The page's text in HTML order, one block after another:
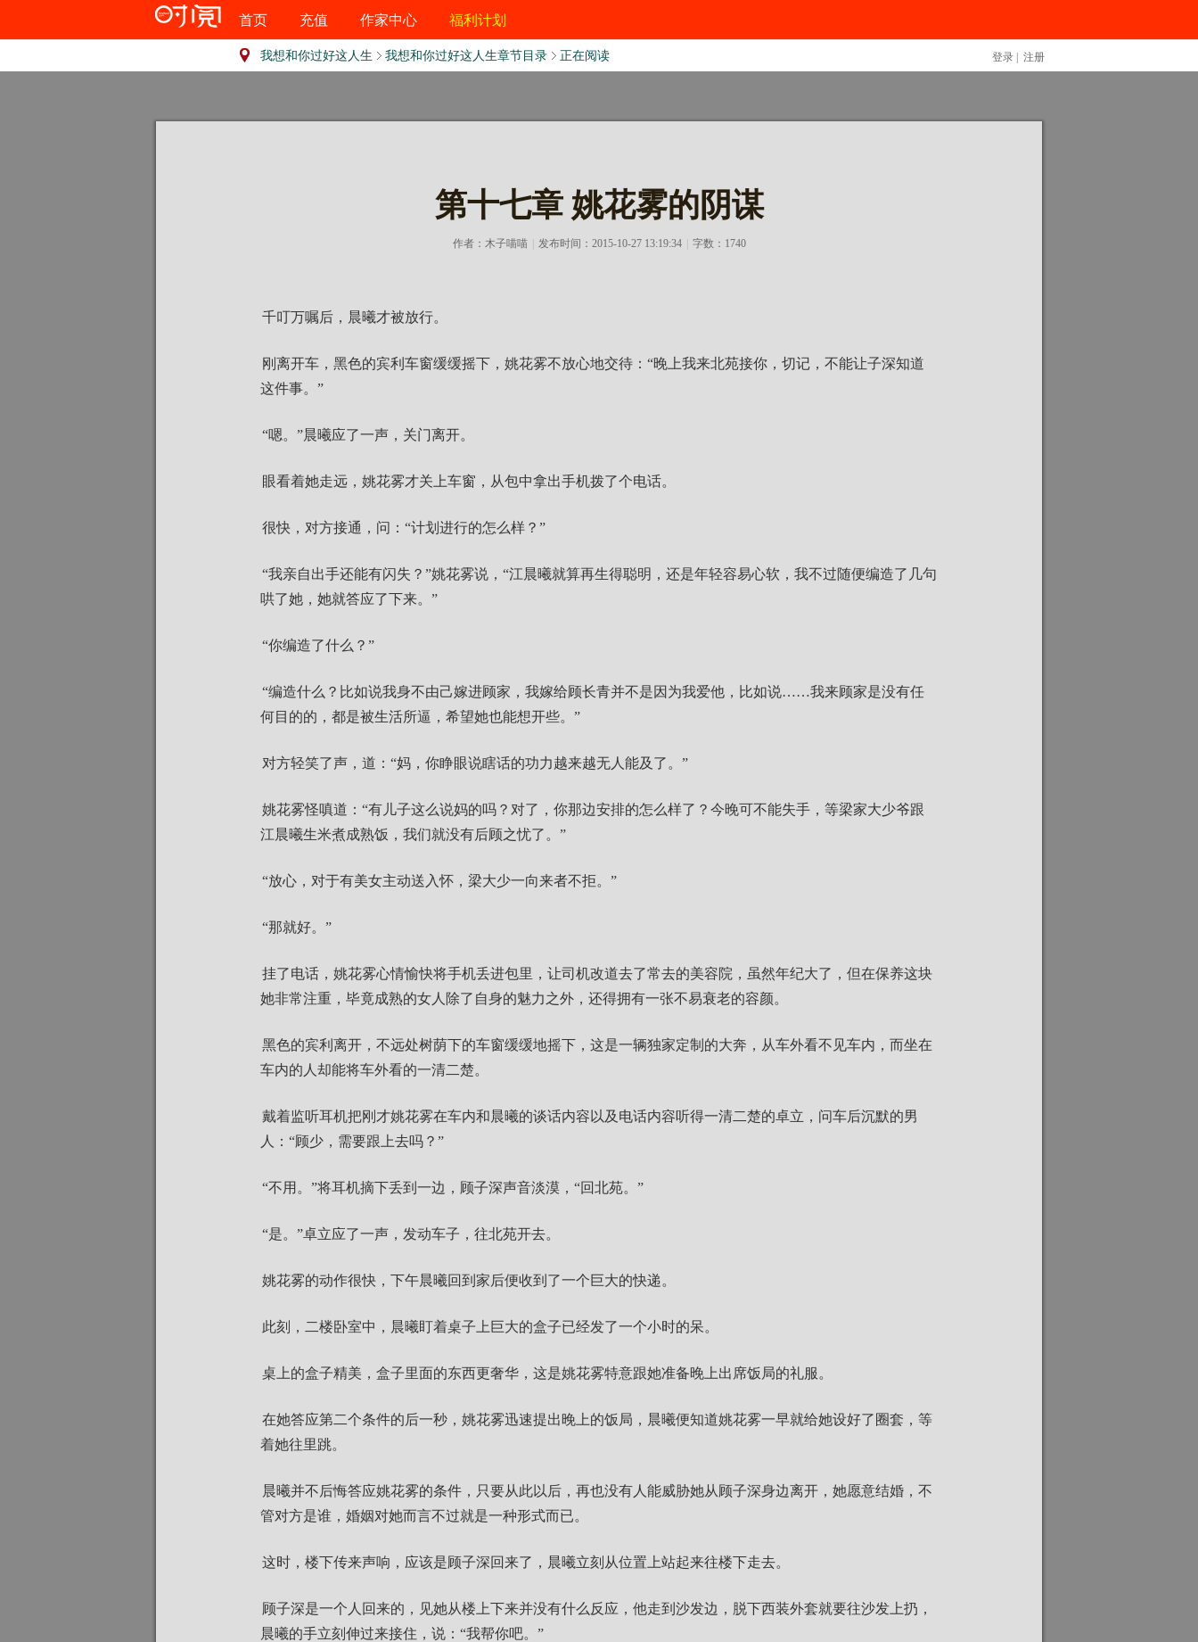
首页 充值 作家中心 福利计划
登录 注册
我想和你过好这人生 我想和你过好这人生章节目录 正在阅读
第十七章 姚花雾的阴谋
作者： 木子喵喵 发布时间：2015-10-27 13:19:34 字数：1740
千叮万嘱后，晨曦才被放行。
刚离开车，黑色的宾利车窗缓缓摇下，姚花雾不放心地交待：“晚上我来北苑接你，切记，不能让子深知道
这件事。”
“嗯。”晨曦应了一声，关门离开。
眼看着她走远，姚花雾才关上车窗，从包中拿出手机拨了个电话。
很快，对方接通，问：“计划进行的怎么样？”
“我亲自出手还能有闪失？”姚花雾说，“江晨曦就算再生得聪明，还是年轻容易心软，我不过随便编造了几句
哄了她，她就答应了下来。”
“你编造了什么？”
“编造什么？比如说我身不由己嫁进顾家，我嫁给顾长青并不是因为我爱他，比如说……我来顾家是没有任
何目的的，都是被生活所逼，希望她也能想开些。”
对方轻笑了声，道：“妈，你睁眼说瞎话的功力越来越无人能及了。”
姚花雾怪嗔道：“有儿子这么说妈的吗？对了，你那边安排的怎么样了？今晚可不能失手，等梁家大少爷跟
江晨曦生米煮成熟饭，我们就没有后顾之忧了。”
“放心，对于有美女主动送入怀，梁大少一向来者不拒。”
“那就好。”
挂了电话，姚花雾心情愉快将手机丢进包里，让司机改道去了常去的美容院，虽然年纪大了，但在保养这块
她非常注重，毕竟成熟的女人除了自身的魅力之外，还得拥有一张不易衰老的容颜。
黑色的宾利离开，不远处树荫下的车窗缓缓地摇下，这是一辆独家定制的大奔，从车外看不见车内，而坐在
车内的人却能将车外看的一清二楚。
戴着监听耳机把刚才姚花雾在车内和晨曦的谈话内容以及电话内容听得一清二楚的卓立，问车后沉默的男
人：“顾少，需要跟上去吗？”
“不用。”将耳机摘下丢到一边，顾子深声音淡漠，“回北苑。”
“是。”卓立应了一声，发动车子，往北苑开去。
姚花雾的动作很快，下午晨曦回到家后便收到了一个巨大的快递。
此刻，二楼卧室中，晨曦盯着桌子上巨大的盒子已经发了一个小时的呆。
桌上的盒子精美，盒子里面的东西更奢华，这是姚花雾特意跟她准备晚上出席饭局的礼服。
在她答应第二个条件的后一秒，姚花雾迅速提出晚上的饭局，晨曦便知道姚花雾一早就给她设好了圈套，等
着她往里跳。
晨曦并不后悔答应姚花雾的条件，只要从此以后，再也没有人能威胁她从顾子深身边离开，她愿意结婚，不
管对方是谁，婚姻对她而言不过就是一种形式而已。
这时，楼下传来声响，应该是顾子深回来了，晨曦立刻从位置上站起来往楼下走去。
顾子深是一个人回来的，见她从楼上下来并没有什么反应，他走到沙发边，脱下西装外套就要往沙发上扔，
晨曦的手立刻伸过来接住，说：“我帮你吧。”